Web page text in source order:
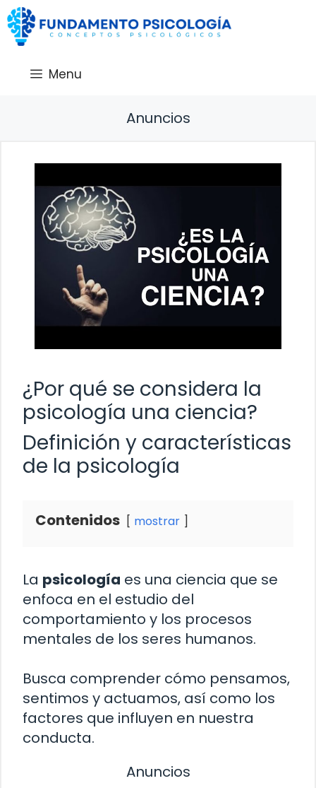
Saltar
al
contenido
Menu
Anuncios
¿Por qué se considera la
psicología una ciencia?
Definición y características
de la psicología
Contenidos mostrar
La psicología es una ciencia que se
enfoca en el estudio del
comportamiento y los procesos
mentales de los seres humanos.
Busca comprender cómo pensamos,
sentimos y actuamos, así como los
factores que influyen en nuestra
conducta.
Anuncios